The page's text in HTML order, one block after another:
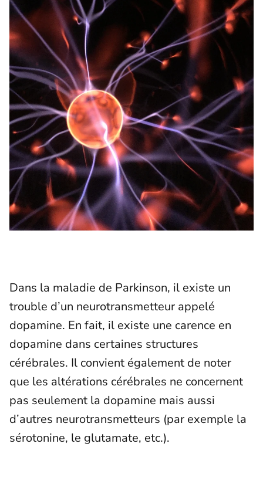
Dans la maladie de Parkinson, il existe un
trouble d’un neurotransmetteur appelé
dopamine. En fait, il existe une carence en
dopamine dans certaines structures
cérébrales. Il convient également de noter
que les altérations cérébrales ne concernent
pas seulement la dopamine mais aussi
d’autres neurotransmetteurs (par exemple la
sérotonine, le glutamate, etc.).